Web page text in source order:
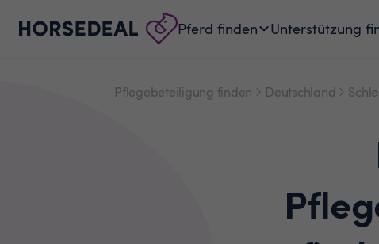
Pferd finden Unterstützung
Pflegebeteiligung finden Deutschland